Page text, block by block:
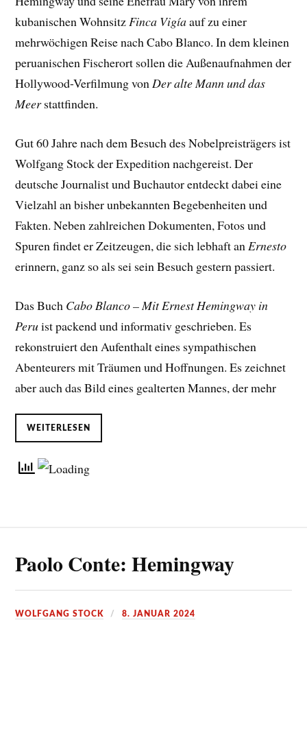
kubanischen WohnsitzFinca Vigíaauf zu einer
mehrwöchigen Reise nach Cabo Blanco. In dem kleinen
peruanischen Fischerort sollen die Außenaufnahmen der
Hollywood-Verfilmung vonDer alte Mann und das
Meerstattfinden.
Gut 60 Jahre nach dem Besuch des Nobelpreisträgers ist
Wolfgang Stock der Expedition nachgereist. Der
deutsche Journalist und Buchautor entdeckt dabei eine
Vielzahl an bisher unbekannten Begebenheiten und
Fakten. Neben zahlreichen Dokumenten, Fotos und
Spuren findet er Zeitzeugen, die sich lebhaft anErnesto
erinnern, ganz so als sei sein Besuch gestern passiert.
Das Buch Cabo Blanco – Mit Ernest Hemingway in
Peruist packend und informativ geschrieben. Es
rekonstruiert den Aufenthalt eines sympathischen
Abenteurers mit Träumen und Hoffnungen. Es zeichnet
aber auch das Bild eines gealterten Mannes, der mehr
WEITERLESEN
Paolo Conte: Hemingway
WOLFGANG STOCK 8. JANUAR 2024